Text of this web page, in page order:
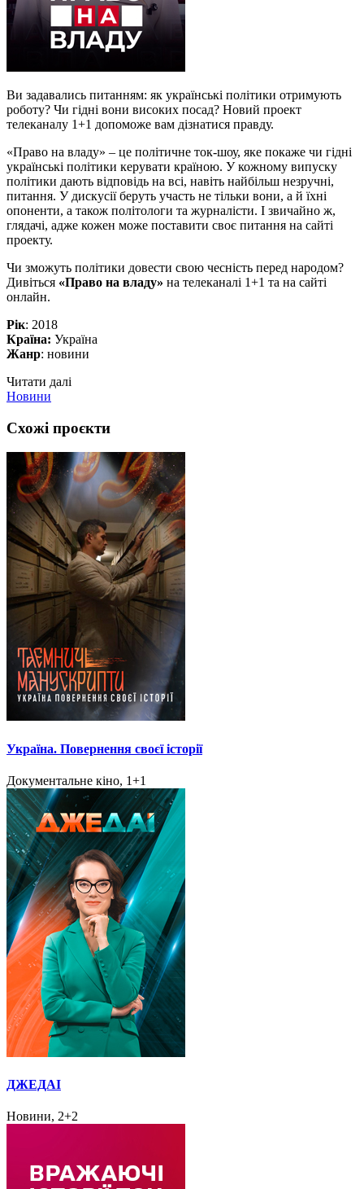
Ви задавались питанням: як українські політики отримують
роботу? Чи гідні вони високих посад? Новий проект
телеканалу 1+1 допоможе вам дізнатися правду.
«Право на владу» – це політичне ток-шоу, яке покаже чи гідні
українські політики керувати країною. У кожному випуску
політики дають відповідь на всі, навіть найбільш незручні,
питання. У дискусії беруть участь не тільки вони, а й їхні
опоненти, а також політологи та журналісти. І звичайно ж,
глядачі, адже кожен може поставити своє питання на сайті
проекту.
Чи зможуть політики довести свою чесність перед народом?
Дивіться «Право на владу» на телеканалі 1+1 та на сайті
онлайн.
Рік: 2018
Країна: Україна
Жанр: новини
Читати далі
Новини
Схожі проєкти
Україна. Повернення своєї історії
Документальне кіно, 1+1
ДЖЕДАІ
Новини, 2+2